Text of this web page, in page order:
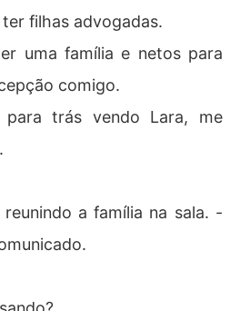
filhas advogadas.
uma família e netos para
comigo.
trás vendo Lara, me
a família na sala. -